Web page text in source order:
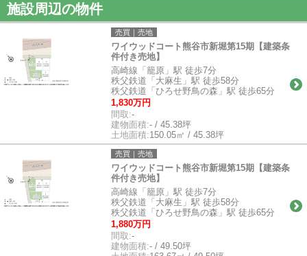
施設周辺の物件
売買｜売地
ワイウッドコート熊谷市新堀第15期【建築条
件付き売地】
高崎線「籠原」駅 徒歩7分
秩父鉄道「大麻生」駅 徒歩58分
秩父鉄道「ひろせ野鳥の森」駅 徒歩65分
1,830万円
間取:-
建物面積:- / 45.38坪
土地面積:150.05㎡ / 45.38坪
売買｜売地
ワイウッドコート熊谷市新堀第15期【建築条
件付き売地】
高崎線「籠原」駅 徒歩7分
秩父鉄道「大麻生」駅 徒歩58分
秩父鉄道「ひろせ野鳥の森」駅 徒歩65分
1,880万円
間取:-
建物面積:- / 49.50坪